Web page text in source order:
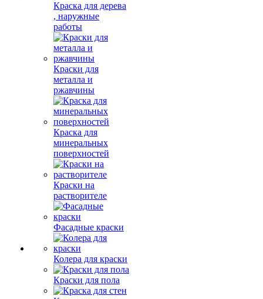
Краска для дерева
, наружные
работы
Краски для
металла и
ржавчины
Краска для
минеральных
поверхностей
Краски на
растворителе
Фасадные краски
Колера для краски
Краски для пола